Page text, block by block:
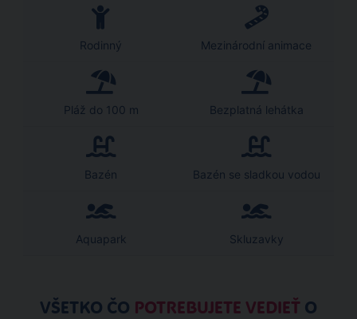
Rodinný Mezinárodní animace
Pláž do 100 m Bezplatná lehátka
Bazén Bazén se sladkou vodou
Aquapark Skluzavky
VŠETKO ČO POTREBUJETE VEDIEŤ O